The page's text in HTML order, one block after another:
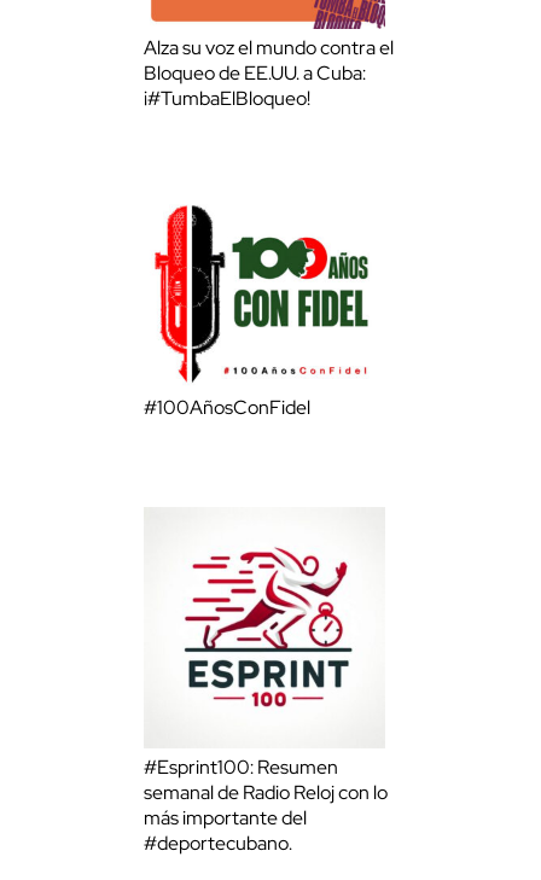
Alza su voz el mundo contra el
Bloqueo de EE.UU. a Cuba:
¡#TumbaElBloqueo!
#100AñosConFidel
#Esprint100: Resumen
semanal de Radio Reloj con lo
más importante del
#deportecubano.